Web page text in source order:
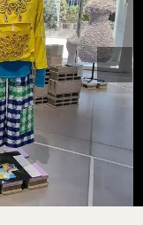
→